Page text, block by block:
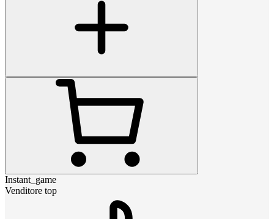
Instant_game
Venditore top